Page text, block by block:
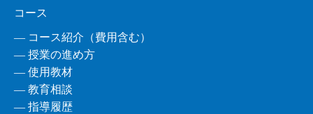
コース
― コース紹介（費用含む）
― 授業の進め方
― 使用教材
― 教育相談
― 指導履歴